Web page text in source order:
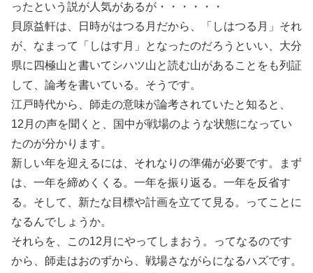
ったという説が人気があるが・・・・・・
貝原益軒は、日時がはつる月だから、「しはつる月」それ
が、なまって「しはす月」となったのだろうといい、大分
県に四極山と書いてシハツ山と読む山があることをも列証
して、論考を書いている。そうです。
江戸時代から、師走の意味が論考されていたと知ると、
12月の声を聞くと、国中が戦場のような状態になってい
たのが分かります。
新しい年を迎えるには、それなりの準備が必要です。まず
は、一年を締めくくる。一年を振り返る。一年を反省す
る。そして、新たな目標や計画を立てて見る。ってことに
なるんでしょうか。
それらを、この12月にやってしまおう。ってなるのです
から、師走はおのずから、戦場さながらになるハズです。